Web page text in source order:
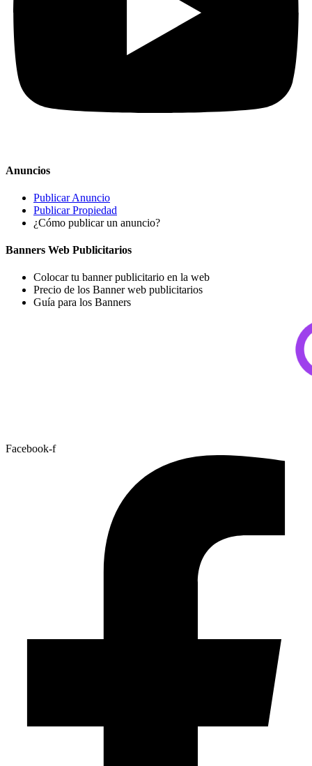
Anuncios
Publicar Anuncio
Publicar Propiedad
¿Cómo publicar un anuncio?
Banners Web Publicitarios
Colocar tu banner publicitario en la web
Precio de los Banner web publicitarios
Guía para los Banners
Facebook-f